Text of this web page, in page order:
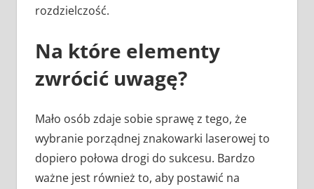
rozdzielczość.
Na które elementy
zwrócić uwagę?
Mało osób zdaje sobie sprawę z tego, że
wybranie porządnej znakowarki laserowej to
dopiero połowa drogi do sukcesu. Bardzo
ważne jest również to, aby postawić na